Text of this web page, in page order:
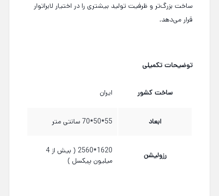
ساخت بزرگ‌تر و ظرفیت تولید بیشتری را در اختیار لابراتوار
قرار می‌دهد.
توضیحات تکمیلی
ساخت کشور ایران
ابعاد 55*50*70 سانتی متر
رزولیشن
1620*2560 ( بیش از 4
میلیون پیکسل )